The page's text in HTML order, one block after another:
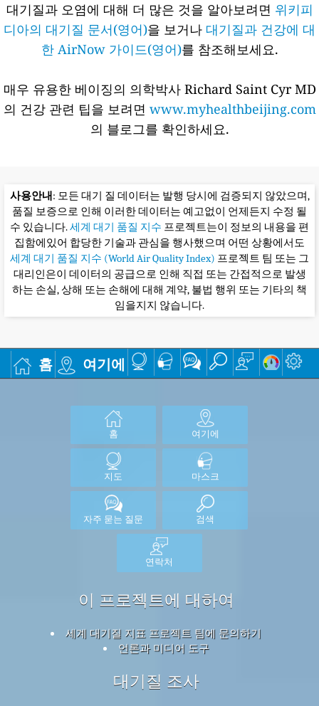
대기질과 오염에 대해 더 많은 것을 알아보려면 위키피
디아의 대기질 문서(영어)을 보거나 대기질과 건강에 대
한 AirNow 가이드(영어)를 참조해보세요.
매우 유용한 베이징의 의학박사 Richard Saint Cyr MD
의 건강 관련 팁을 보려면 www.myhealthbeijing.com
의 블로그를 확인하세요.
사용안내: 모든 대기 질 데이터는 발행 당시에 검증되지 않았으며,
품질 보증으로 인해 이러한 데이터는 예고없이 언제든지 수정 될
수 있습니다.세계 대기 품질 지수 프로젝트는이 정보의 내용을 편
집함에있어 합당한 기술과 관심을 행사했으며 어떤 상황에서도
세계 대기 품질 지수 (World Air Quality Index) 프로젝트 팀 또는 그
대리인은이 데이터의 공급으로 인해 직접 또는 간접적으로 발생
하는 손실, 상해 또는 손해에 대해 계약, 불법 행위 또는 기타의 책
임을지지 않습니다.
홈 여기에
홈 여기에
지도 마스크
자주 묻는 질문 검색
연락처
이 프로젝트에 대하여
세계 대기질 지표 프로젝트 팀에 문의하기
언론과 미디어 도구
대기질 조사